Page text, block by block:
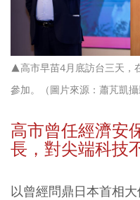
▲高市早苗4月底訪台三天，
參加。（圖片來源：蕭芃凱攝
高市曾任經濟安
長，對尖端科技
以曾經問鼎日本首相